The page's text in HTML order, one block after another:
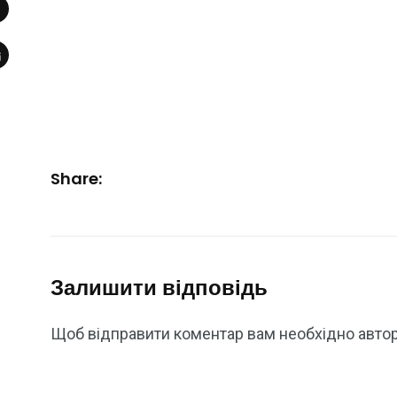
Share:
Залишити відповідь
Щоб відправити коментар вам необхідно